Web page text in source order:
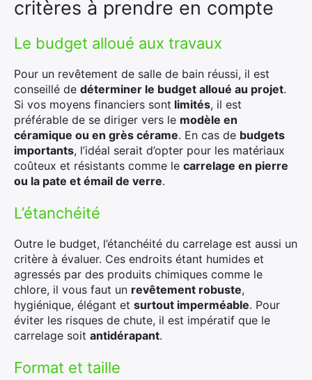
critères à prendre en compte
Le budget alloué aux travaux
Pour un revêtement de salle de bain réussi, il est
conseillé de déterminer le budget alloué au projet.
Si vos moyens financiers sont limités, il est
préférable de se diriger vers le modèle en
céramique ou en grès cérame. En cas de budgets
importants, l’idéal serait d’opter pour les matériaux
coûteux et résistants comme le carrelage en pierre
ou la pate et émail de verre.
L’étanchéité
Outre le budget, l’étanchéité du carrelage est aussi un
critère à évaluer. Ces endroits étant humides et
agressés par des produits chimiques comme le
chlore, il vous faut un revêtement robuste,
hygiénique, élégant et surtout imperméable. Pour
éviter les risques de chute, il est impératif que le
carrelage soit antidérapant.
Format et taille
Rechercher
: